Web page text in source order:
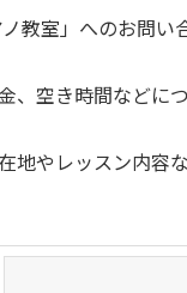
教室」へのお問い
、空き時間などに
地やレッスン内容